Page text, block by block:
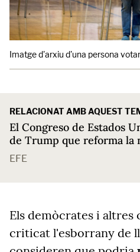
Imatge d'arxiu d'una persona
RELACIONAT AMB AQUEST
El Congreso de Estados
de Trump que reforma la
EFE
Els demòcrates i altres
criticat l'esborrany de